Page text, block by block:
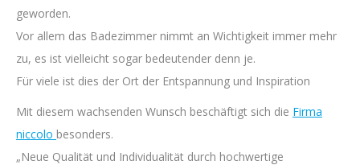
geworden.
Vor allem das Badezimmer nimmt an Wichtigkeit immer mehr
zu, es ist vielleicht sogar bedeutender denn je.
Für viele ist dies der Ort der Entspannung und Inspiration
Mit diesem wachsenden Wunsch beschäftigt sich die Firma
niccolo besonders.
„Neue Qualität und Individualität durch hochwertige